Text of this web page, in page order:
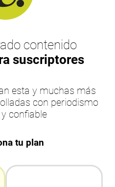
contenido
suscriptores
esta y muchas más
con periodismo
confiable
tu plan